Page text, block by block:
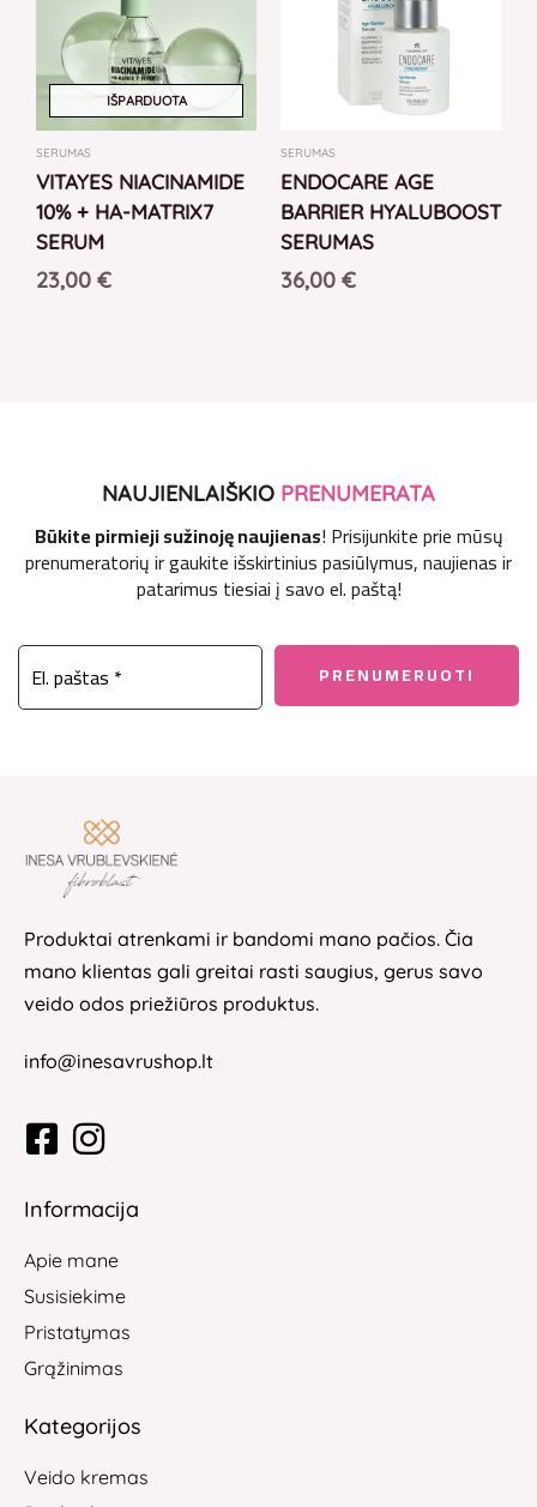
IŠPARDUOTA
SERUMAS
VITAYES NIACINAMIDE
10% + HA-MATRIX7
SERUM
23,00 €
SERUMAS
ENDOCARE AGE
BARRIER HYALUBOOST
SERUMAS
36,00 €
NAUJIENLAIŠKIO PRENUMERATA
Būkite pirmieji sužinoję naujienas! Prisijunkite prie mūsų
prenumeratorių ir gaukite išskirtinius pasiūlymus, naujienas ir
patarimus tiesiai į savo el. paštą!
Produktai atrenkami ir bandomi mano pačios. Čia
mano klientas gali greitai rasti saugius, gerus savo
veido odos priežiūros produktus.
info@inesavrushop.lt
Informacija
Apie mane
Susisiekime
Pristatymas
Grąžinimas
Kategorijos
Veido kremas